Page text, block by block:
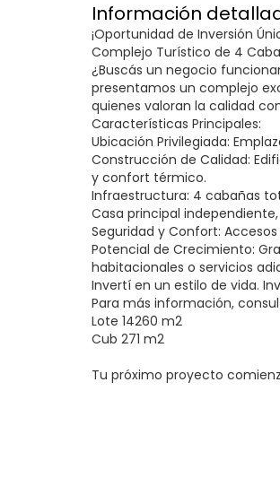
Información
¡Oportunidad de Inversión
Complejo Turístico de 4
¿Buscás un negocio
presentamos un complejo
quienes valoran la calidad
Características Principales:
Ubicación Privilegiada:
Construcción de Calidad:
y confort térmico.
Infraestructura: 4 cabañas
Casa principal
Seguridad y Confort:
Potencial de Crecimiento:
habitacionales o servicios
Invertí en un estilo de vida.
Para más información,
Lote 14260 m2
Cub 271 m2
Tu próximo proyecto